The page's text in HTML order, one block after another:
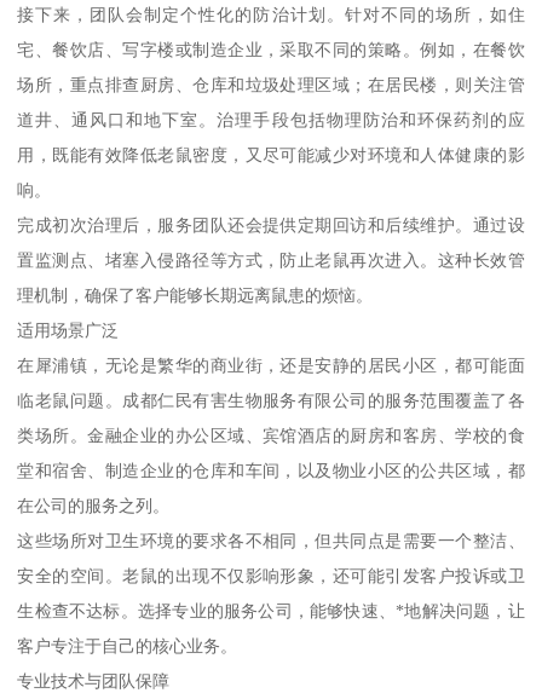
接下来，团队会制定个性化的防治计划。针对不同的场所，如住
宅、餐饮店、写字楼或制造企业，采取不同的策略。例如，在餐饮
场所，重点排查厨房、仓库和垃圾处理区域；在居民楼，则关注管
道井、通风口和地下室。治理手段包括物理防治和环保药剂的应
用，既能有效降低老鼠密度，又尽可能减少对环境和人体健康的影
响。
完成初次治理后，服务团队还会提供定期回访和后续维护。通过设
置监测点、堵塞入侵路径等方式，防止老鼠再次进入。这种长效管
理机制，确保了客户能够长期远离鼠患的烦恼。
适用场景广泛
在犀浦镇，无论是繁华的商业街，还是安静的居民小区，都可能面
临老鼠问题。成都仁民有害生物服务有限公司的服务范围覆盖了各
类场所。金融企业的办公区域、宾馆酒店的厨房和客房、学校的食
堂和宿舍、制造企业的仓库和车间，以及物业小区的公共区域，都
在公司的服务之列。
这些场所对卫生环境的要求各不相同，但共同点是需要一个整洁、
安全的空间。老鼠的出现不仅影响形象，还可能引发客户投诉或卫
生检查不达标。选择专业的服务公司，能够快速、*地解决问题，让
客户专注于自己的核心业务。
专业技术与团队保障